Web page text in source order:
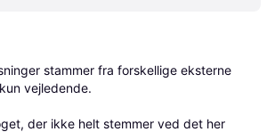
stammer fra forskellige eksterne
vejledende.
der ikke helt stemmer ved det her